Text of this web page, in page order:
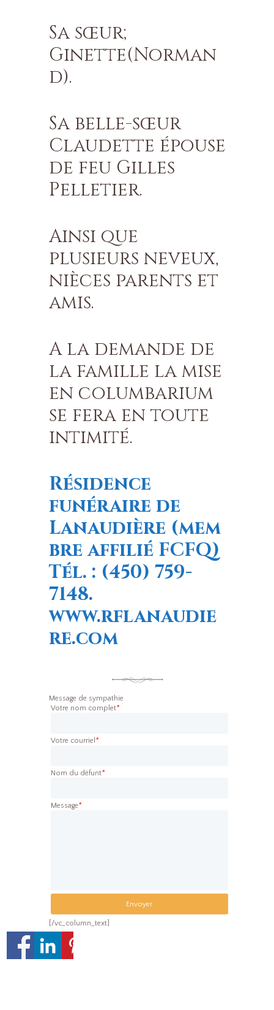
Sa sœur;
Ginette(Norman
d).
Sa belle-sœur
Claudette épouse
de feu Gilles
Pelletier.
Ainsi que
plusieurs neveux,
nièces parents et
amis.
A la demande de
la famille la mise
en columbarium
se fera en toute
intimité.
Résidence
funéraire de
Lanaudière(mem
bre affilié FCFQ)
Tél. : (450) 759-
7148.
www.rflanaudie
re.com
Message de sympathie
Votre nom complet*
Votre courriel *
Nom du défunt*
Message*
[/vc_column_text]